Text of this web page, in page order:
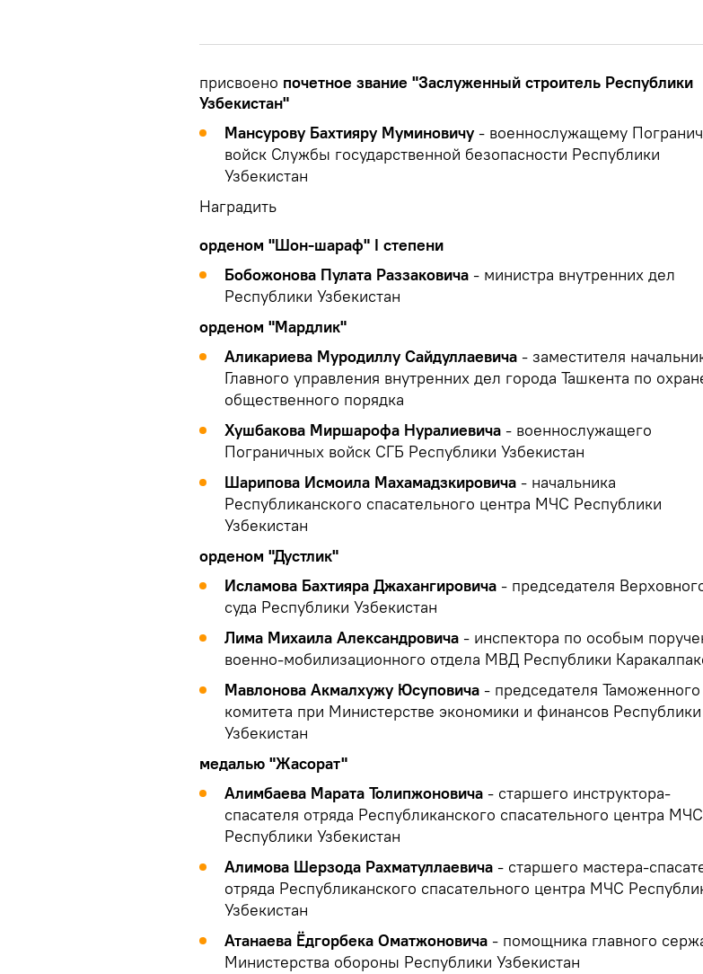
присвоено почетное звание "Заслуженный строитель Республики
Узбекистан"
Мансурову Бахтияру Муминовичу- военнослужащему
войск Службы государственной безопасности Республики
Узбекистан
Наградить
орденом "Шон-шараф" I степени
Бобожонова Пулата Раззаковича - министра внутренних дел
Республики Узбекистан
орденом "Мардлик"
Аликариева Муродиллу Сайдуллаевича - заместителя
Главного управления внутренних дел города Ташкента по
общественного порядка
Хушбакова Миршарофа Нуралиевича - военнослужащего
Пограничных войск СГБ Республики Узбекистан
Шарипова Исмоила Махамадзкировича - начальника
Республиканского спасательного центра МЧС Республики
Узбекистан
орденом "Дустлик"
Исламова Бахтияра Джахангировича - председателя
суда Республики Узбекистан
Лима Михаила Александровича - инспектора по особым
военно-мобилизационного отдела МВД Республики
Мавлонова Акмалхужу Юсуповича - председателя Таможенного
комитета при Министерстве экономики и финансов Республики
Узбекистан
медалью "Жасорат"
Алимбаева Марата Толипжоновича - старшего инструктора-
спасателя отряда Республиканского спасательного центра МЧС
Республики Узбекистан
Алимова Шерзода Рахматуллаевича - старшего мастера-
отряда Республиканского спасательного центра МЧС
Узбекистан
Атанаева Ёдгорбека Оматжоновича - помощника главного
Министерства обороны Республики Узбекистан